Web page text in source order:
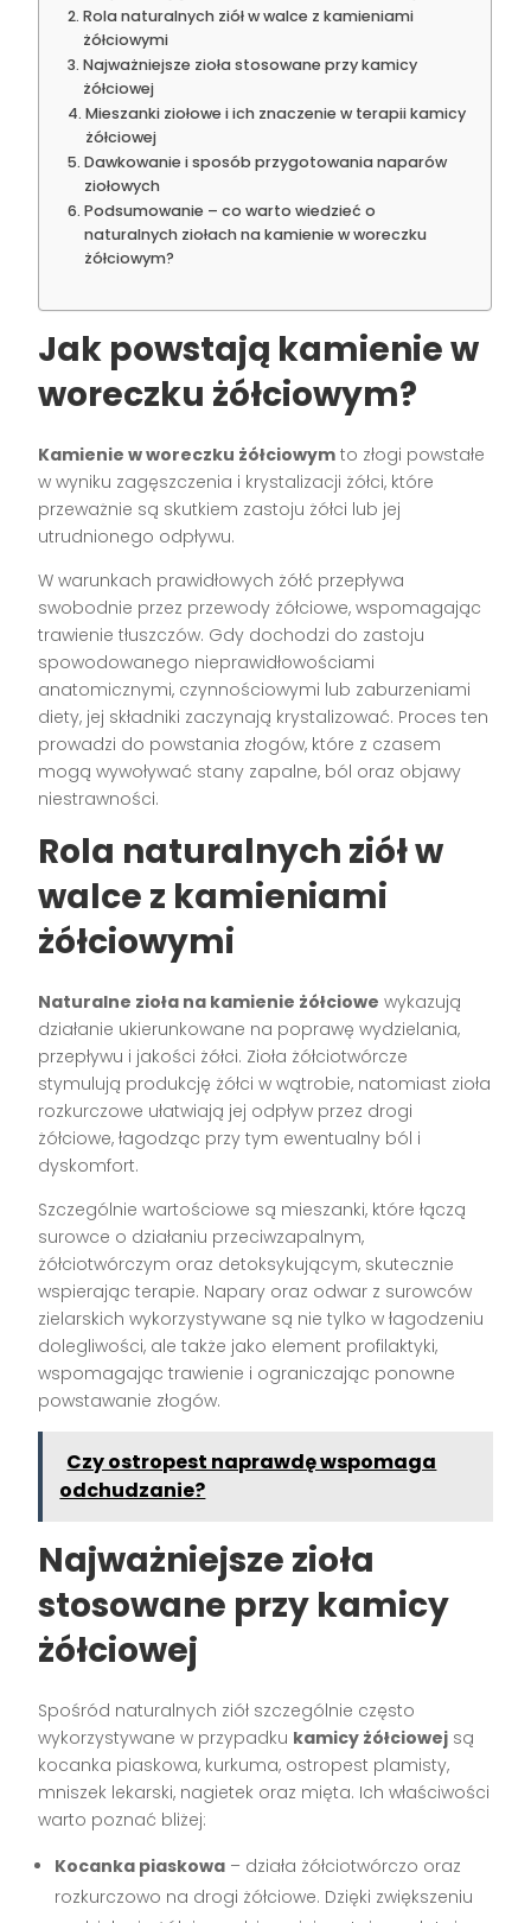
Rola naturalnych ziół w walce z kamieniami
żółciowymi
Najważniejsze zioła stosowane przy kamicy
żółciowej
Mieszanki ziołowe i ich znaczenie w terapii kamicy
żółciowej
Dawkowanie i sposób przygotowania naparów
ziołowych
Podsumowanie – co warto wiedzieć o
naturalnych ziołach na kamienie w woreczku
żółciowym?
Jak powstają kamienie w
woreczku żółciowym?
Kamienie w woreczku żółciowym to złogi powstałe
w wyniku zagęszczenia i krystalizacji żółci, które
przeważnie są skutkiem zastoju żółci lub jej
utrudnionego odpływu.
W warunkach prawidłowych żółć przepływa
swobodnie przez przewody żółciowe, wspomagając
trawienie tłuszczów. Gdy dochodzi do zastoju
spowodowanego nieprawidłowościami
anatomicznymi, czynnościowymi lub zaburzeniami
diety, jej składniki zaczynają krystalizować. Proces ten
prowadzi do powstania złogów, które z czasem
mogą wywoływać stany zapalne, ból oraz objawy
niestrawności.
Rola naturalnych ziół w
walce z kamieniami
żółciowymi
Naturalne zioła na kamienie żółciowe wykazują
działanie ukierunkowane na poprawę wydzielania,
przepływu i jakości żółci. Zioła żółciotwórcze
stymulują produkcję żółci w wątrobie, natomiast zioła
rozkurczowe ułatwiają jej odpływ przez drogi
żółciowe, łagodząc przy tym ewentualny ból i
dyskomfort.
Szczególnie wartościowe są mieszanki, które łączą
surowce o działaniu przeciwzapalnym,
żółciotwórczym oraz detoksykującym, skutecznie
wspierając terapie. Napary oraz odwar z surowców
zielarskich wykorzystywane są nie tylko w łagodzeniu
dolegliwości, ale także jako element profilaktyki,
wspomagając trawienie i ograniczając ponowne
powstawanie złogów.
Czy ostropest naprawdę wspomaga
odchudzanie?
Najważniejsze zioła
stosowane przy kamicy
żółciowej
Spośród naturalnych ziół szczególnie często
wykorzystywane w przypadku kamicy żółciowej są
kocanka piaskowa, kurkuma, ostropest plamisty,
mniszek lekarski, nagietek oraz mięta. Ich właściwości
warto poznać bliżej:
Kocanka piaskowa – działa żółciotwórczo oraz
rozkurczowo na drogi żółciowe. Dzięki zwiększeniu